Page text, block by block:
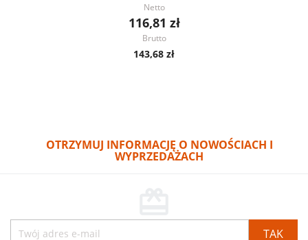
Netto
116,81 zł
Brutto
143,68 zł
OTRZYMUJ INFORMACJĘ O NOWOŚCIACH I
WYPRZEDAŻACH